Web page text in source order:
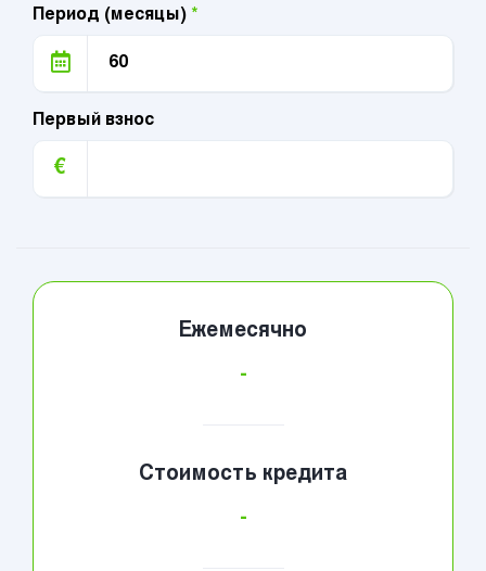
Период (месяцы) *
Первый взнос
€
Ежемесячно
-
Стоимость кредита
-